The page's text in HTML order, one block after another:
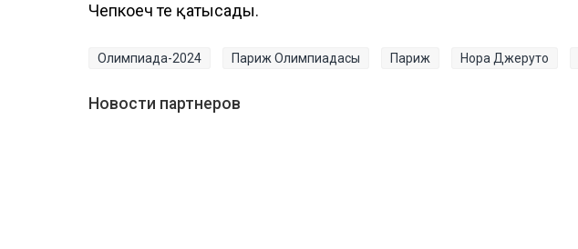
Чепкоеч те қатысады.
Олимпиада-2024 Париж Олимпиадасы Париж Нора Джеруто
Новости партнеров